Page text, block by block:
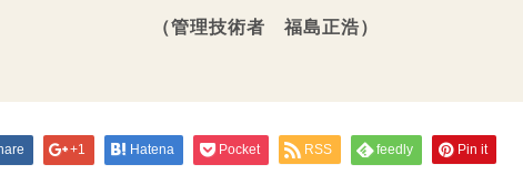
（管理技術者 福島正浩）
+1 Hatena Pocket RSS feedly Pin it